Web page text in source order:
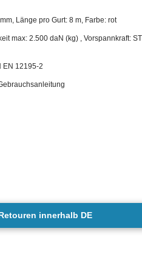
Länge pro Gurt: 8 m, Farbe: rot
max: 2.500 daN (kg) , Vorspannkraft:
EN 12195-2
innerhalb DE